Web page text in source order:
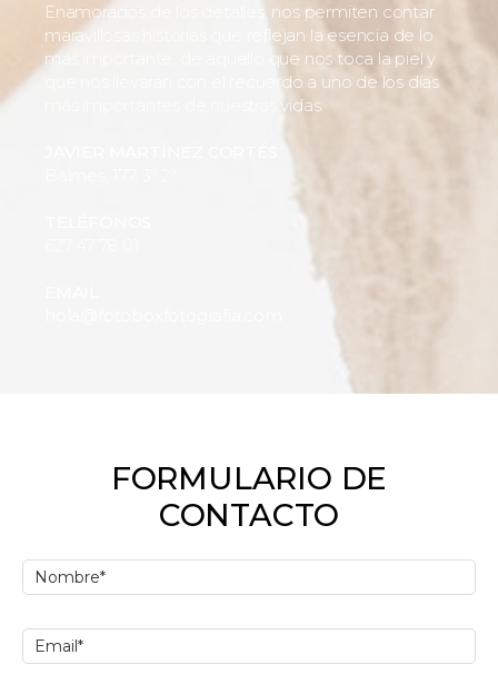
Enamorados de los detalles, nos permiten contar
maravillosas historias que reflejan la esencia de lo
más importante, de aquello que nos toca la piel y
que nos llevarán con el recuerdo a uno de los días
más importantes de nuestras vidas.
FORMULARIO DE
CONTACTO